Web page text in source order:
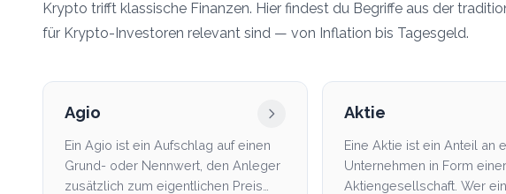
Krypto trifft klassische Finanzen. Hier findest du Begriffe aus der
für Krypto-Investoren relevant sind — von Inflation bis Tagesgeld.
Agio
Ein Agio ist ein Aufschlag auf einen
Grund- oder Nennwert, den Anleger
zusätzlich zum eigentlichen Preis
Aktie
Eine Aktie ist ein Anteil an
Unternehmen in Form einer
Aktiengesellschaft. Wer